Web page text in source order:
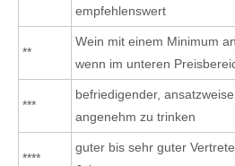
empfehlenswert
**
Wein mit einem Minimum
wenn im unteren
***
befriedigender,
angenehm zu trinken
****
guter bis sehr guter